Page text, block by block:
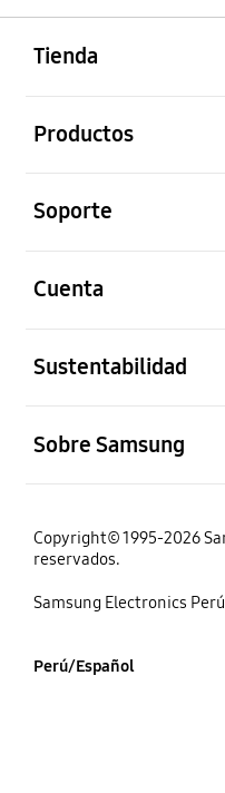
Tienda
Productos
Soporte
Cuenta
Sustentabilidad
Sobre Samsung
Copyright© 1995-2026
reservados.
Samsung Electronics
Perú/Español